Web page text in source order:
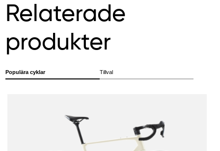
Relaterade
produkter
Populära cyklar Tillval